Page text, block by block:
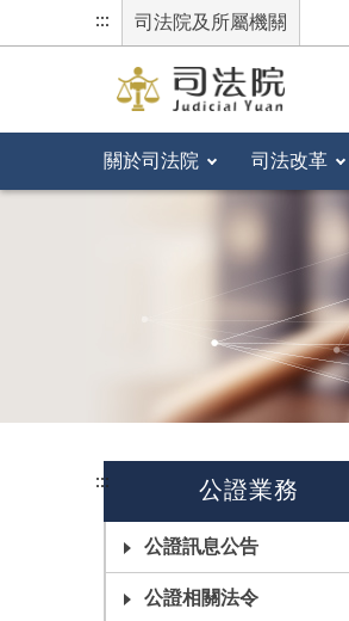
::: 司法院及所屬機關
關於司法院 司法改革
::: 公證業務
公證訊息公告
公證相關法令